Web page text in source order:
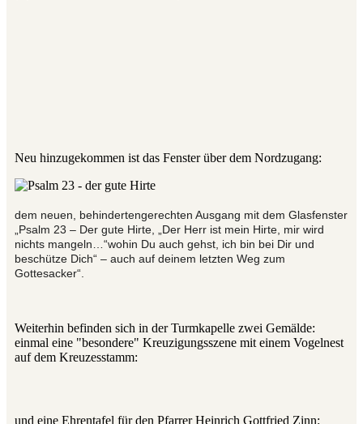
Neu hinzugekommen ist das Fenster über dem Nordzugang:
dem neuen, behindertengerechten Ausgang mit dem Glasfenster
„Psalm 23 – Der gute Hirte, „Der Herr ist mein Hirte, mir wird
nichts mangeln…“wohin Du auch gehst, ich bin bei Dir und
beschütze Dich“ – auch auf deinem letzten Weg zum
Gottesacker“.
Weiterhin befinden sich in der Turmkapelle zwei Gemälde:
einmal eine "besondere" Kreuzigungsszene mit einem Vogelnest
auf dem Kreuzesstamm:
und eine Ehrentafel für den Pfarrer Heinrich Gottfried Zinn: